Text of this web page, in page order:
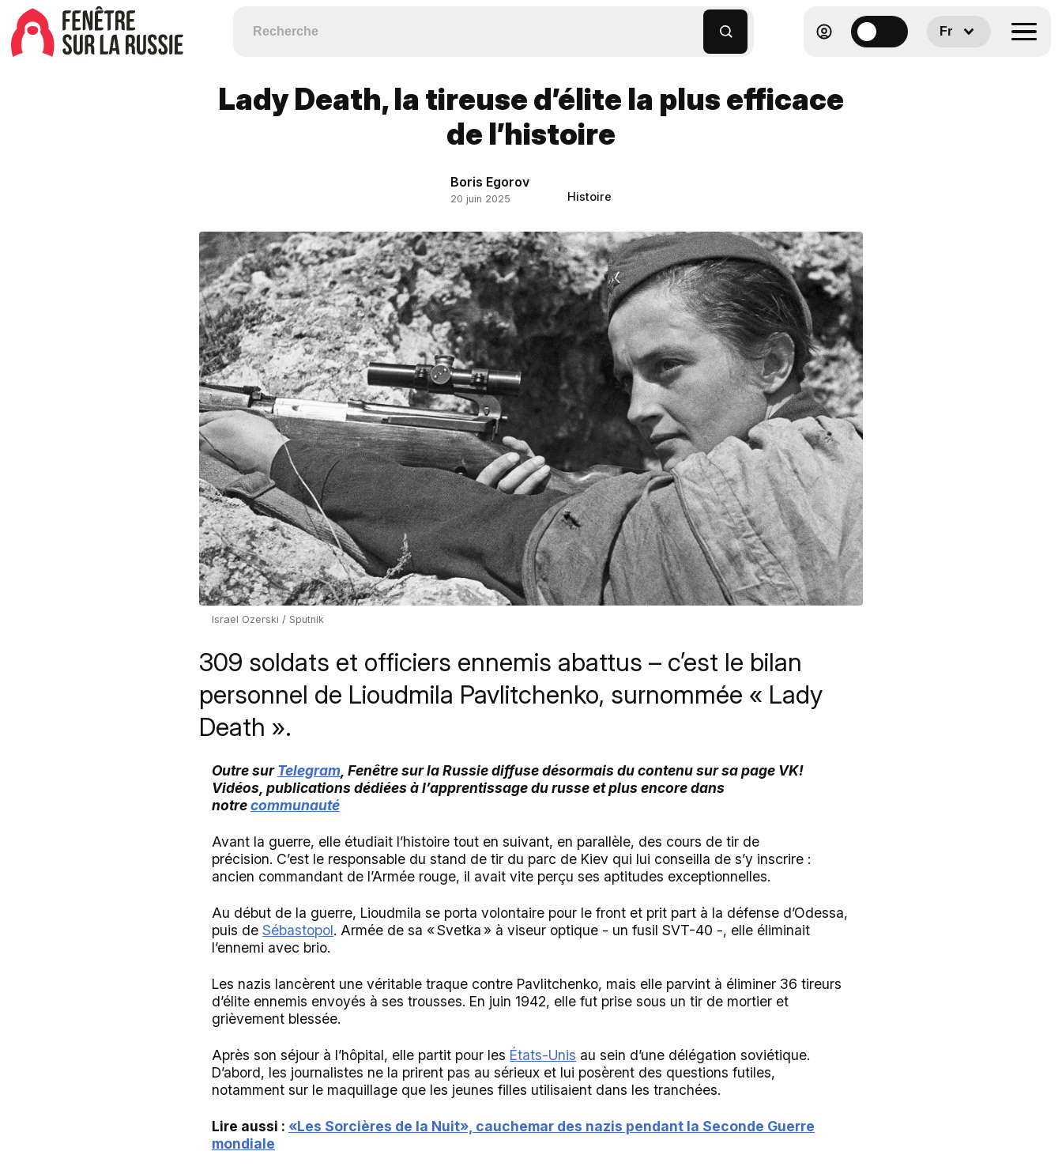
Fr
Lady Death, la tireuse d’élite la plus efficace
de l’histoire
Boris Egorov
20 juin 2025 Histoire
Israel Ozerski / Sputnik
309 soldats et officiers ennemis abattus – c’est le bilan
personnel de Lioudmila Pavlitchenko, surnommée « Lady
Death ».
Outre surTelegram , Fenêtre sur la Russie diffuse désormais du contenu sur sa page VK!
Vidéos, publications dédiées à l’apprentissage du russe et plus encore dans
notrecommunauté
Avant la guerre, elle étudiait l’histoire tout en suivant, en parallèle, des cours de tir de
précision. C’est le responsable du stand de tir du parc de Kiev qui lui conseilla de s’y inscrire :
ancien commandant de l’Armée rouge, il avait vite perçu ses aptitudes exceptionnelles.
Au début de la guerre, Lioudmila se porta volontaire pour le front et prit part à la défense d’Odessa,
puis de Sébastopol. Armée de sa « Svetka » à viseur optique - un fusil SVT-40 -, elle éliminait
l’ennemi avec brio.
Les nazis lancèrent une véritable traque contre Pavlitchenko, mais elle parvint à éliminer 36 tireurs
d’élite ennemis envoyés à ses trousses. En juin 1942, elle fut prise sous un tir de mortier et
grièvement blessée.
Après son séjour à l’hôpital, elle partit pour les États-Unis au sein d’une délégation soviétique.
D’abord, les journalistes ne la prirent pas au sérieux et lui posèrent des questions futiles,
notamment sur le maquillage que les jeunes filles utilisaient dans les tranchées.
Lire aussi : «Les Sorcières de la Nuit», cauchemar des nazis pendant la Seconde Guerre
mondiale